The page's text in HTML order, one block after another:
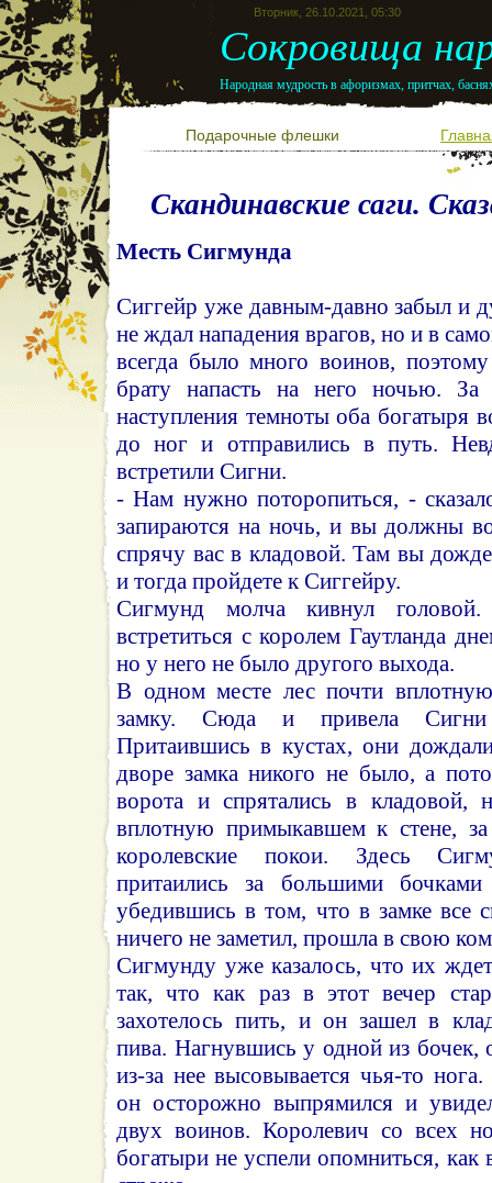
Вторник, 26.10.2021, 05:30
Сокровища
Народная мудрость в афоризмах, притчах,
Подарочные флешки
Скандинавские саги.
Месть Сигмунда
Сиггейр уже давным-давно забыл и
не ждал нападения врагов, но и в
всегда было много воинов,
брату напасть на него ночью. За
наступления темноты оба богатыря
до ног и отправились в путь.
встретили Сигни.
- Нам нужно поторопиться, -
запираются на ночь, и вы должны
спрячу вас в кладовой. Там вы
и тогда пройдете к Сиггейру.
Сигмунд молча кивнул
встретиться с королем Гаутланда
но у него не было другого выхода.
В одном месте лес почти
замку. Сюда и привела Сигни
Притаившись в кустах, они
дворе замка никого не было, а
ворота и спрятались в кладовой,
вплотную примыкавшем к стене, за
королевские покои. Здесь
притаились за большими
убедившись в том, что в замке все
ничего не заметил, прошла в свою
Сигмунду уже казалось, что их
так, что как раз в этот вечер
захотелось пить, и он зашел в
пива. Нагнувшись у одной из бочек,
из-за нее высовывается чья-то
он осторожно выпрямился и
двух воинов. Королевич со всех
богатыри не успели опомниться, как